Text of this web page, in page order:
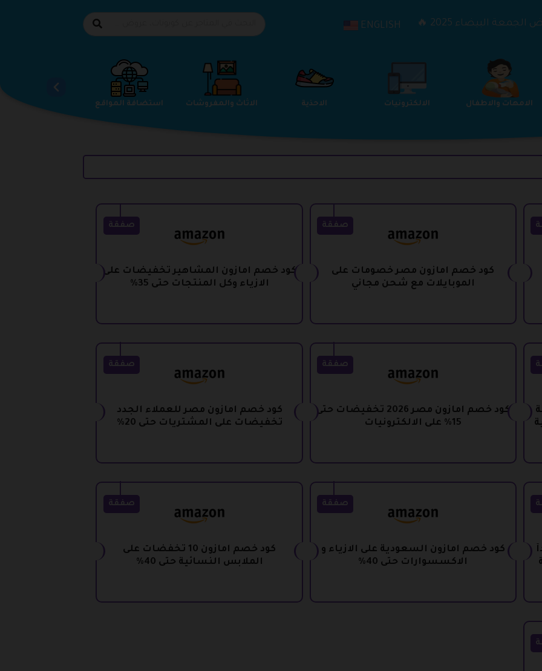
الجمعة البيضاء 2025 🔥 ENGLISH
استضافة المواقع الاثاث والمفروشات الاحذية الالكترونيات الامهات والاطفال الترفيه
صفقة
كود خصم امازون مصر خصومات على
الموبايلات مع شحن مجاني
صفقة
كود خصم امازون المشاهير تخفيضات على
الازياء وكل المنتجات حتى 35%
صفقة
كود خصم امازون مصر 2026 تخفيضات حتى
15% على الالكترونيات
صفقة
كود خصم امازون مصر للعملاء الجدد
تخفيضات على المشتريات حتى 20%
صفقة
كود خصم امازون السعودية على الازياء و
الاكسسوارات حتى 40%
صفقة
كود خصم امازون 10 تخفضات على
الملابس النسائية حتى 40%